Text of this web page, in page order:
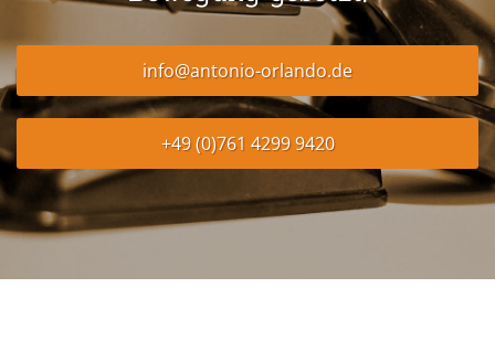
info@antonio-orlando.de
+49 (0)761 4299 9420